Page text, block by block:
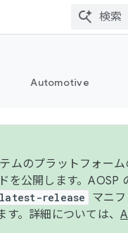
Automotive
ムのプラットフォー
を公開します。AOSP
release
マニ
。詳細については、